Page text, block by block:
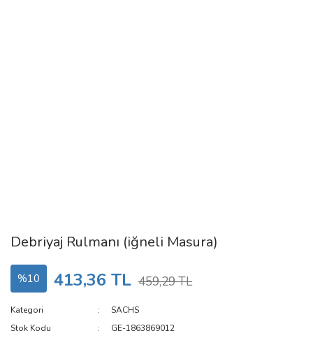
Debriyaj Rulmanı (iğneli Masura)
%10 413,36 TL 459,29 TL
Kategori
SACHS
Stok Kodu
GE-1863869012